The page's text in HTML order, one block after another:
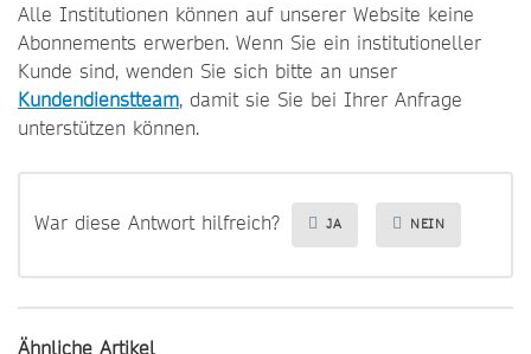
Alle Institutionen können auf unserer Website keine
Abonnements erwerben. Wenn Sie ein institutioneller
Kunde sind, wenden Sie sich bitte an unser
Kundendienstteam, damit sie Sie bei Ihrer Anfrage
unterstützen können.
War diese Antwort hilfreich? JA NEIN